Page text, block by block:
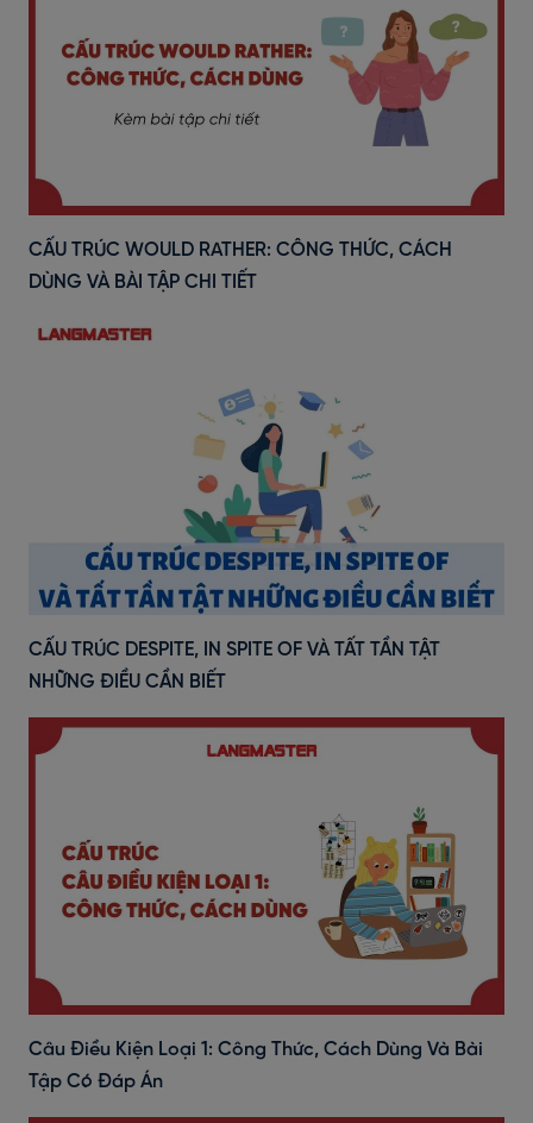
CẤU TRÚC WOULD RATHER: CÔNG THỨC, CÁCH
DÙNG VÀ BÀI TẬP CHI TIẾT
CẤU TRÚC DESPITE, IN SPITE OF VÀ TẤT TẦN TẬT
NHỮNG ĐIỀU CẦN BIẾT
Câu Điều Kiện Loại 1: Công Thức, Cách Dùng Và Bài
Tập Có Đáp Án